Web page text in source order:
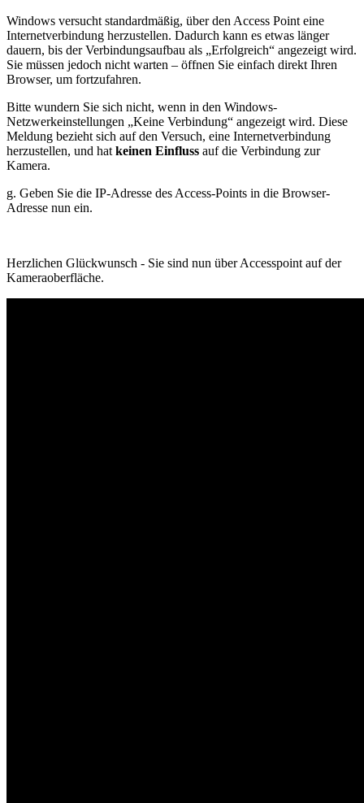
Windows versucht standardmäßig, über den Access Point eine
Internetverbindung herzustellen. Dadurch kann es etwas länger
dauern, bis der Verbindungsaufbau als „Erfolgreich“ angezeigt wird.
Sie müssen jedoch nicht warten – öffnen Sie einfach direkt Ihren
Browser, um fortzufahren.
Bitte wundern Sie sich nicht, wenn in den Windows-
Netzwerkeinstellungen „Keine Verbindung“ angezeigt wird. Diese
Meldung bezieht sich auf den Versuch, eine Internetverbindung
herzustellen, und hat keinen Einfluss auf die Verbindung zur
Kamera.
g. Geben Sie die IP-Adresse des Access-Points in die Browser-
Adresse nun ein.
Herzlichen Glückwunsch - Sie sind nun über Accesspoint auf der
Kameraoberfläche.